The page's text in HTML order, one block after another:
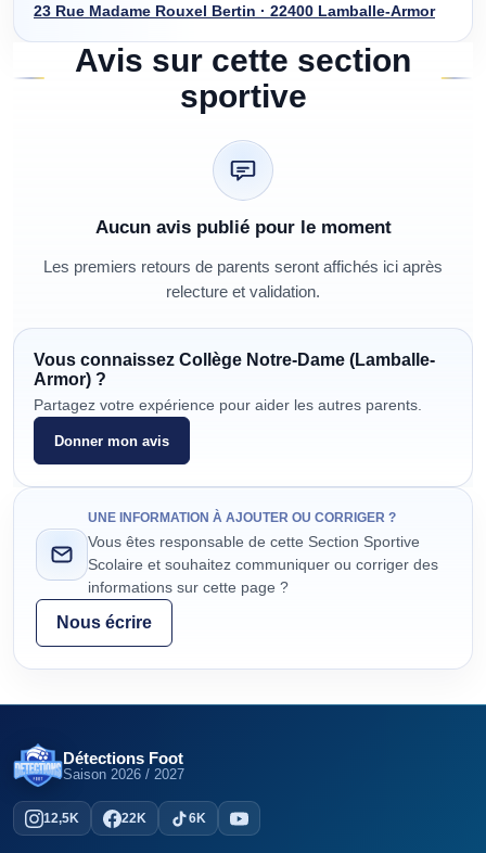
23 Rue Madame Rouxel Bertin · 22400 Lamballe-Armor
Avis sur cette section
sportive
Aucun avis publié pour le moment
Les premiers retours de parents seront affichés ici après
relecture et validation.
Vous connaissez Collège Notre-Dame (Lamballe-
Armor) ?
Partagez votre expérience pour aider les autres parents.
Donner mon avis
UNE INFORMATION À AJOUTER OU CORRIGER ?
Vous êtes responsable de cette Section Sportive
Scolaire et souhaitez communiquer ou corriger des
informations sur cette page ?
Nous écrire
Détections Foot
Saison 2026 / 2027
12,5K 22K 6K